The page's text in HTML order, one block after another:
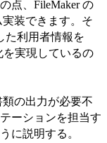
点、FileMaker の
装できます。そ
た利用者情報を
を実現しているの
の出力が必要不
ーションを担当す
に説明する。